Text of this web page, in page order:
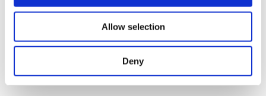
Allow selection
Deny